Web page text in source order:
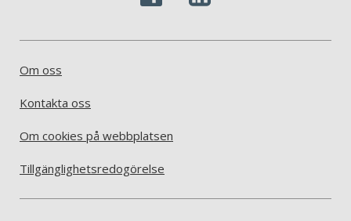
Om oss
Kontakta oss
Om cookies på webbplatsen
Tillgänglighetsredogörelse